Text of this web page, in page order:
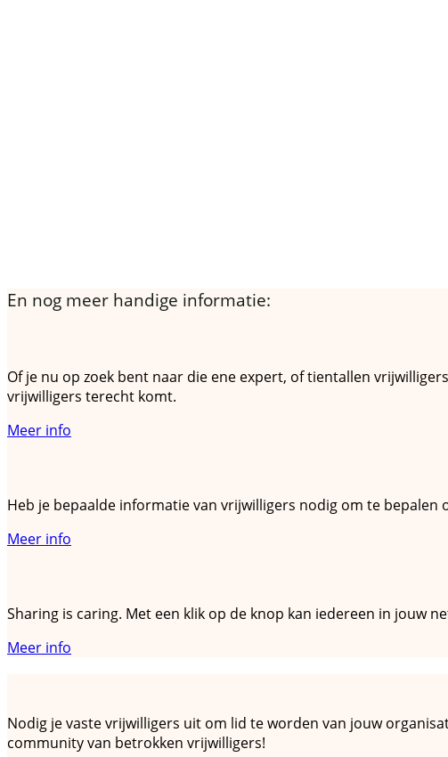
En nog meer handige informatie:
Of je nu op zoek bent naar die ene expert, of tientallen
vrijwilligers terecht komt.
Meer info
Heb je bepaalde informatie van vrijwilligers nodig om te
Meer info
Sharing is caring. Met een klik op de knop kan iedereen in jouw
Meer info
Nodig je vaste vrijwilligers uit om lid te worden van jouw
community van betrokken vrijwilligers!